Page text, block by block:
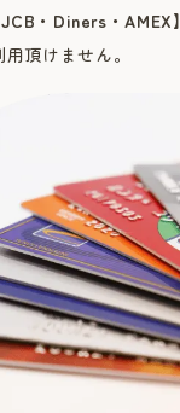
・Diners・AMEX】
頂けません。